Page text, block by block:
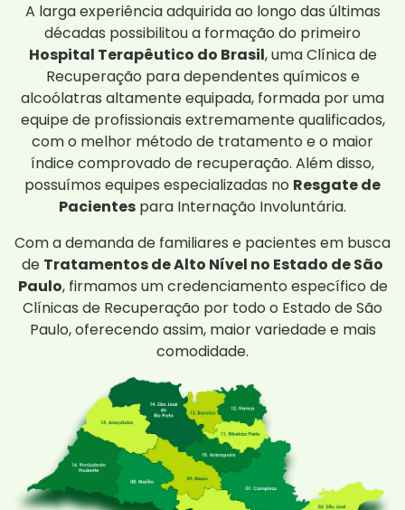
A larga experiência adquirida ao longo das últimas
décadas possibilitou a formação do primeiro
Hospital Terapêutico do Brasil, uma Clínica de
Recuperação para dependentes químicos e
alcoólatras altamente equipada, formada por uma
equipe de profissionais extremamente qualificados,
com o melhor método de tratamento e o maior
índice comprovado de recuperação. Além disso,
possuímos equipes especializadas no Resgate de
Pacientes para Internação Involuntária.
Com a demanda de familiares e pacientes em busca
de Tratamentos de Alto Nível no Estado de São
Paulo, firmamos um credenciamento específico de
Clínicas de Recuperação por todo o Estado de São
Paulo, oferecendo assim, maior variedade e mais
comodidade.